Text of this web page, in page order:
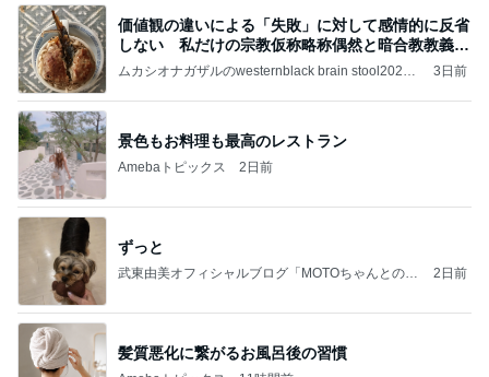
価値観の違いによる「失敗」に対して感情的に反省
しない 私だけの宗教仮称略称偶然と暗合教教義候
補
ムカシオナガザルのwesternblack brain stool2024
ガザル
3日前
景色もお料理も最高のレストラン
Amebaトピックス 2日前
ずっと
武東由美オフィシャルブログ「MOTOちゃんとのは
2日前
髪質悪化に繋がるお風呂後の習慣